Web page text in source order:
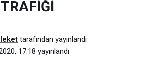
tarafından yayınlandı
17:18 yayınlandı